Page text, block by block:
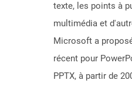
texte, les points à
multimédia et
Microsoft a
récent pour
PPTX, à partir de